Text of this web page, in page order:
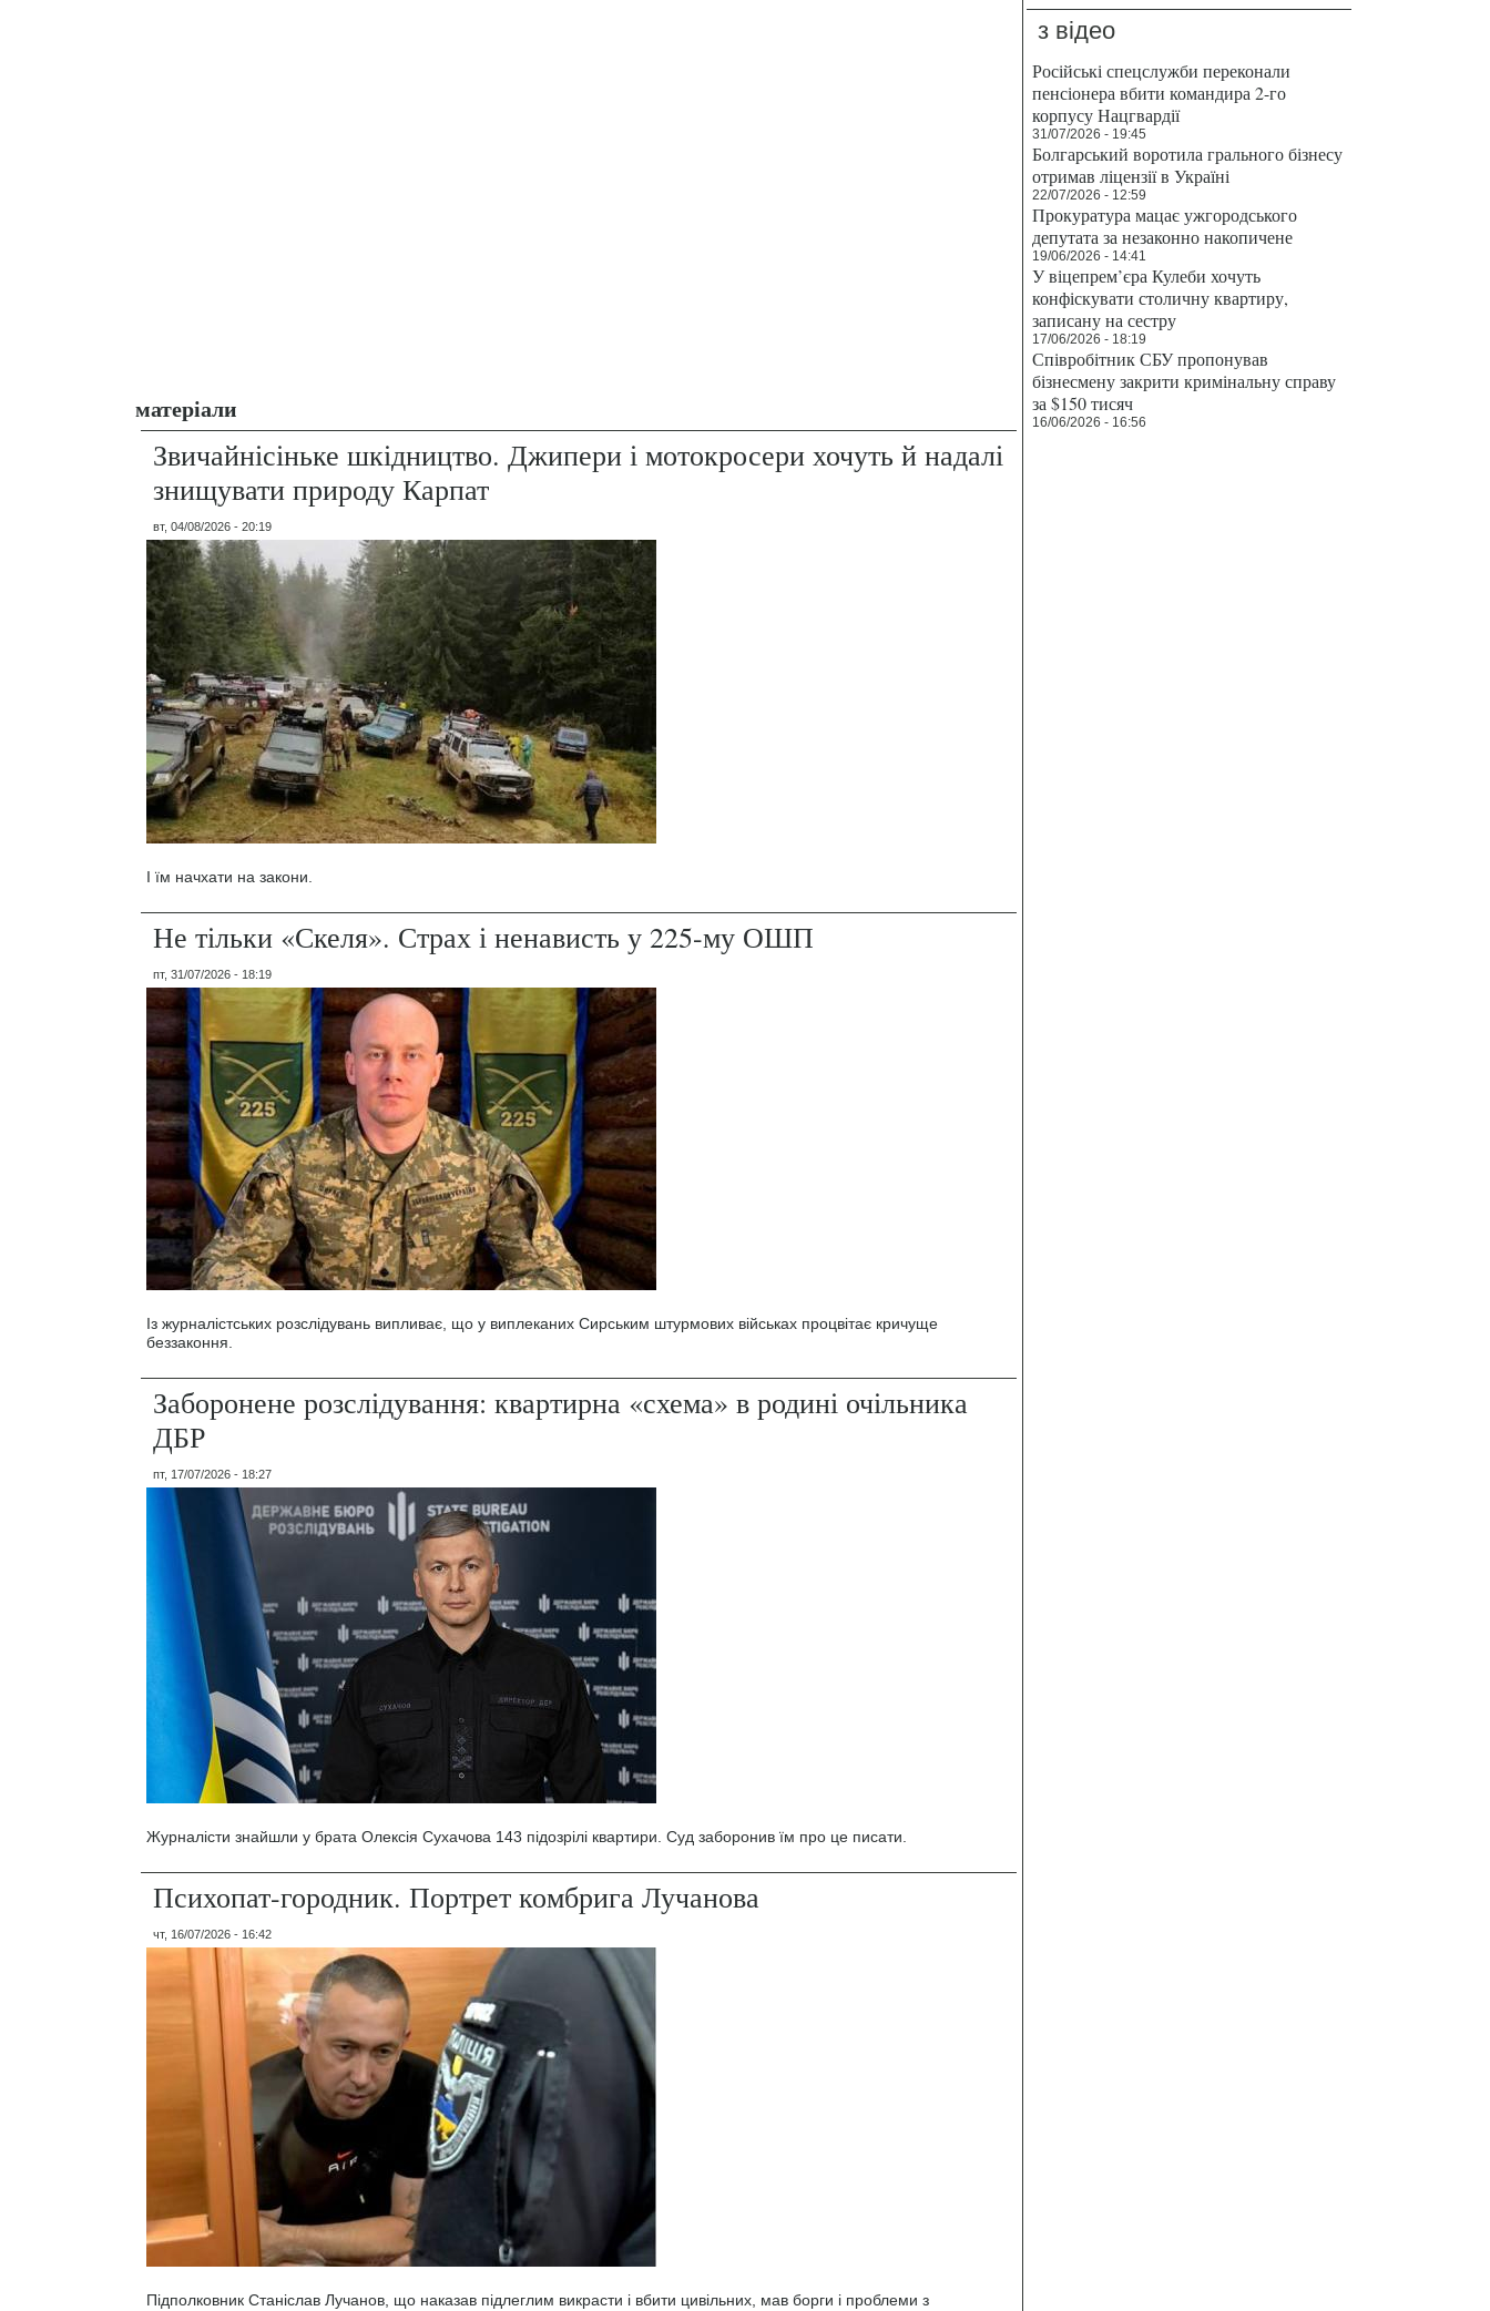
матеріали
Звичайнісіньке шкідництво. Джипери і мотокросери хочуть й надалі
знищувати природу Карпат
вт, 04/08/2026 - 20:19
І їм начхати на закони.
Не тільки «Скеля». Страх і ненависть у 225-му ОШП
пт, 31/07/2026 - 18:19
Із журналістських розслідувань випливає, що у виплеканих Сирським штурмових військах процвітає кричуще
беззаконня.
Заборонене розслідування: квартирна «схема» в родині очільника
ДБР
пт, 17/07/2026 - 18:27
Журналісти знайшли у брата Олексія Сухачова 143 підозрілі квартири. Суд заборонив їм про це писати.
Психопат-городник. Портрет комбрига Лучанова
чт, 16/07/2026 - 16:42
Підполковник Станіслав Лучанов, що наказав підлеглим викрасти і вбити цивільних, мав борги і проблеми з
з відео
Російські спецслужби переконали
пенсіонера вбити командира 2-го
корпусу Нацгвардії
31/07/2026 - 19:45
Болгарський воротила грального бізнесу
отримав ліцензії в Україні
22/07/2026 - 12:59
Прокуратура мацає ужгородського
депутата за незаконно накопичене
19/06/2026 - 14:41
У віцепрем’єра Кулеби хочуть
конфіскувати столичну квартиру,
записану на сестру
17/06/2026 - 18:19
Співробітник СБУ пропонував
бізнесмену закрити кримінальну справу
за $150 тисяч
16/06/2026 - 16:56